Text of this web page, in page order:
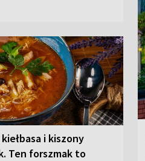
kiełbasa i kiszony
Ten forszmak to